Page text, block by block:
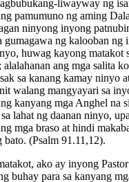
liwayway ng
pamumuno ng aming
ninyong inyong
gumagawa ng kalooban ng
huwag kayong matakot
ang mga salita
sa kanang kamay ninyo
walang mangyayari sa
kanyang mga Anghel na
lahat ng daanan ninyo,
mga braso at hindi
bato. (Psalm 91.11,12).
ako ay inyong
buhay para sa kanyang